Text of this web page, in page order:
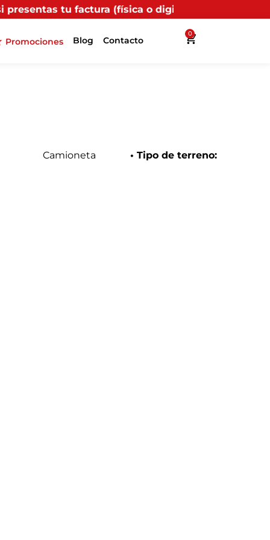
(física o digital) en uno de nuestros puntos
Promociones Blog Contacto
0
Camioneta • Tipo de terreno: